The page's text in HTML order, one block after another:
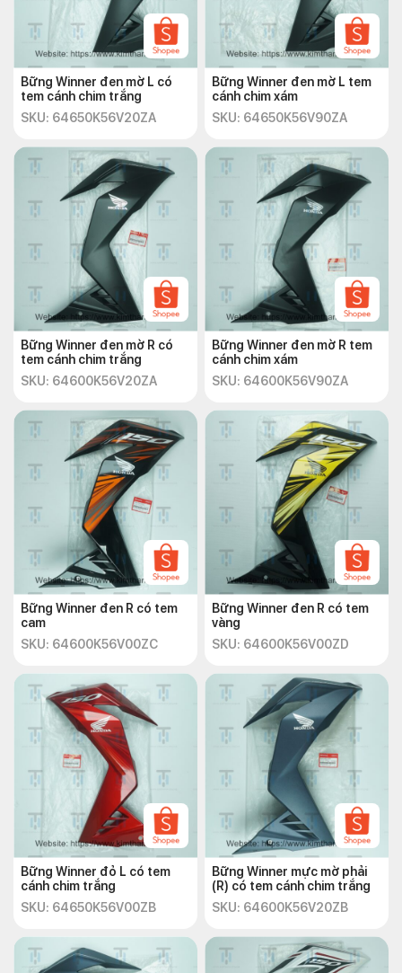
Bững Winner đen mờ L có
tem cánh chim trắng
SKU: 64650K56V20ZA
Bững Winner đen mờ L tem
cánh chim xám
SKU: 64650K56V90ZA
Bững Winner đen mờ R có
tem cánh chim trắng
SKU: 64600K56V20ZA
Bững Winner đen mờ R tem
cánh chim xám
SKU: 64600K56V90ZA
Bững Winner đen R có tem
cam
SKU: 64600K56V00ZC
Bững Winner đen R có tem
vàng
SKU: 64600K56V00ZD
Bững Winner đỏ L có tem
cánh chim trắng
SKU: 64650K56V00ZB
Bững Winner mực mờ phải
(R) có tem cánh chim trắng
SKU: 64600K56V20ZB